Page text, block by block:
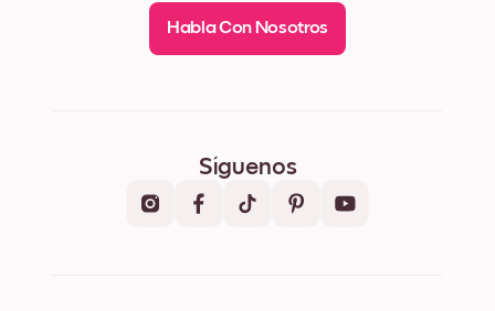
Habla Con Nosotros
Síguenos